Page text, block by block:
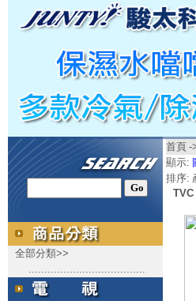
全部分類>>
.....................................
首頁 -
顯示:
排序:
TVC